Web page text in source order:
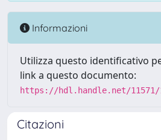
Informazioni
Utilizza questo identificativo
link a questo documento:
https://hdl.handle.net/11571/
Citazioni